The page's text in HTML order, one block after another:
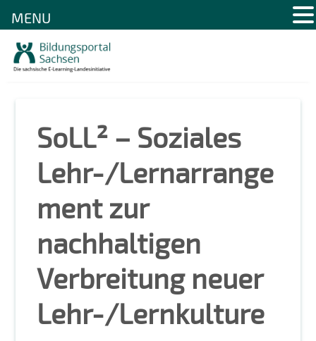
SoLL² – Soziales
Lehr-/Lernarrange
ment zur
nachhaltigen
Verbreitung neuer
Lehr-/Lernkulture
MENU